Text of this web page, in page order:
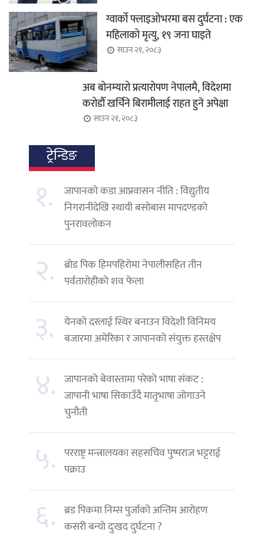
ग्वार्को फ्लाइओभरमा बस दुर्घटना : एक
महिलाको मृत्यु, १९ जना घाइते
साउन २१, २०८३
अब बोनम्यारो प्रत्यारोपण नेपालमै, विदेशमा
करोडौँ खर्चिने बिरामीलाई राहत हुने अपेक्षा
साउन २१, २०८३
ट्रेन्डिङ
१.
जापानको कडा आप्रवासन नीति : विद्युतीय
निगरानीदेखि स्थायी बसोबास मापदण्डको
पुनरावलोकन
२. ब्रोड पिक हिमपहिरोमा नेपालीसहित तीन
पर्वतारोहीको शव फेला
३.
येनको दरलाई स्थिर बनाउन विदेशी विनिमय
बजारमा अमेरिका र जापानको संयुक्त हस्तक्षेप
४. जापानको बेवास्तामा परेको भाषा संकट :
जापानी भाषा सिकाउँदै मातृभाषा जोगाउने
चुनौती
५. परराष्ट्र मन्त्रालयका सहसचिव पुष्पराज भट्टराई
पक्राउ
६. ब्रड पिकमा निम्स पुर्जाको अन्तिम आरोहण
कसरी बन्यो दुःखद दुर्घटना ?